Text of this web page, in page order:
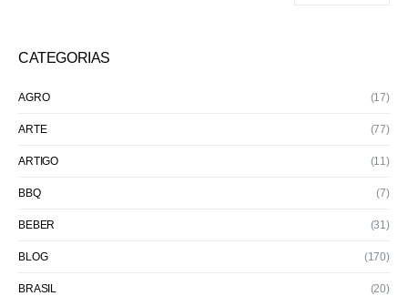
CATEGORIAS
AGRO (17)
ARTE (77)
ARTIGO (11)
BBQ (7)
BEBER (31)
BLOG (170)
BRASIL (20)